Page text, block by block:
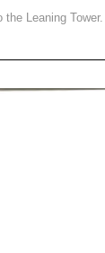
Leaning